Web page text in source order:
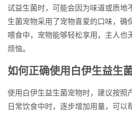
试益生菌时，可能会因为味道或质地
生菌宠物采用了宠物喜爱的口味，确
喂食中，宠物能够轻松享用，主人也
烦恼。
如何正确使用白伊生益生
使用白伊生益生菌宠物时，建议按照
日常饮食中时，逐步增加用量，可以